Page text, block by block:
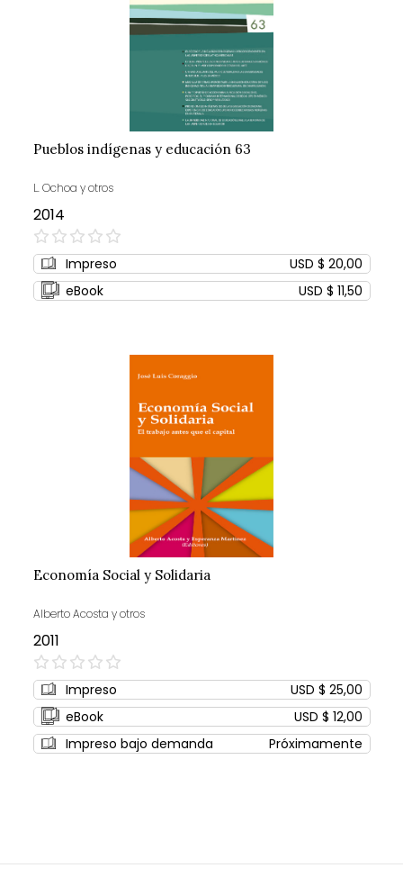
Pueblos indígenas y educación 63
L. Ochoa y otros
2014
0%
Impreso
USD $ 20,00
eBook
USD $ 11,50
Economía Social y Solidaria
Alberto Acosta y otros
2011
0%
Impreso
USD $ 25,00
eBook
USD $ 12,00
Impreso bajo demanda
Próximamente